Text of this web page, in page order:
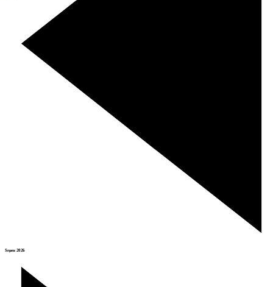
Srpen 2026